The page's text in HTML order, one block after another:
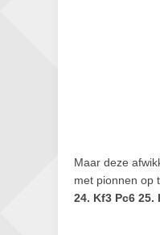
Maar deze
met pionnen op
24. Kf3 Pc6 25.